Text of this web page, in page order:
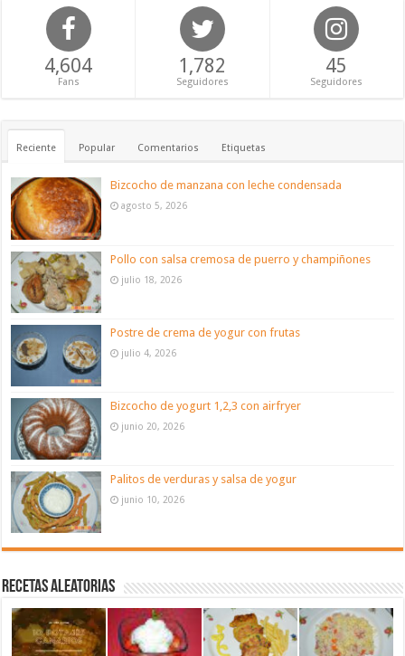
4,604
Fans
1,782
Seguidores
45
Seguidores
Reciente Popular Comentarios Etiquetas
Bizcocho de manzana con leche condensada
agosto 5, 2026
Pollo con salsa cremosa de puerro y champiñones
julio 18, 2026
Postre de crema de yogur con frutas
julio 4, 2026
Bizcocho de yogurt 1,2,3 con airfryer
junio 20, 2026
Palitos de verduras y salsa de yogur
junio 10, 2026
Recetas aleatorias